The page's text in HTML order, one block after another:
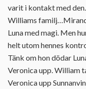
varit i kontakt med
Williams
Luna med magi. Men
helt utom hennes
Tänk om hon dödar
Veronica upp. William
Veronica upp